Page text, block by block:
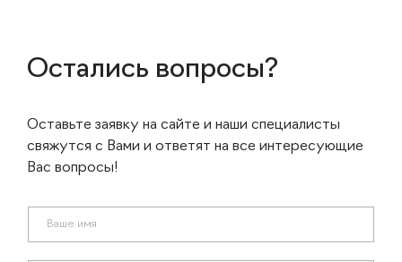
Остались вопросы?
Оставьте заявку на сайте и наши специалисты
свяжутся с Вами и ответят на все интересующие
Вас вопросы!